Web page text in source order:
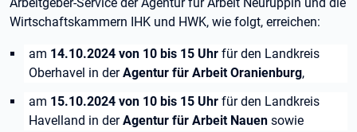
Wirtschaftskammern IHK und HWK, wie folgt, erreichen:
am 14.10.2024 von 10 bis 15 Uhr für den Landkreis
Oberhavel in derAgentur für Arbeit Oranienburg,
am 15.10.2024 von 10 bis 15 Uhr für den Landkreis
Havelland in derAgentur für Arbeit Nauen sowie